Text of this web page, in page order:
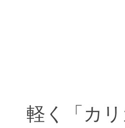
軽く「カ